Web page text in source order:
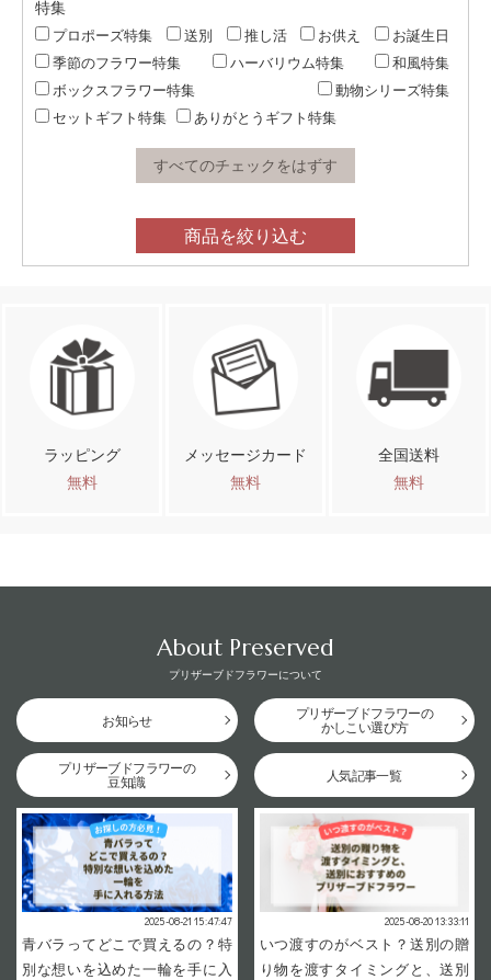
特集
プロポーズ特集 送別 推し活 お供え
お誕生日
季節のフラワー特集
ハーバリウム特集
和風特集
ボックスフラワー特集
動物シリーズ特集
セットギフト特集
ありがとうギフト特集
すべてのチェックをはずす
商品を絞り込む
ラッピング
無料
メッセージカード
無料
全国送料
無料
About Preserved
プリザーブドフラワーについて
お知らせ
プリザーブドフラワーの
かしこい選び方
プリザーブドフラワーの
豆知識
人気記事一覧
2025-08-21 15:47:47
青バラってどこで買えるの？特
別な想いを込めた一輪を手に入
2025-08-20 13:33:11
いつ渡すのがベスト？送別の贈
り物を渡すタイミングと、送別